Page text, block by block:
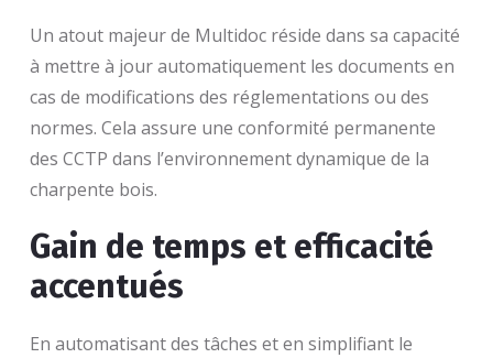
Un atout majeur de Multidoc réside dans sa capacité
à mettre à jour automatiquement les documents en
cas de modifications des réglementations ou des
normes. Cela assure une conformité permanente
des CCTP dans l’environnement dynamique de la
charpente bois.
Gain de temps et efficacité
accentués
En automatisant des tâches et en simplifiant le